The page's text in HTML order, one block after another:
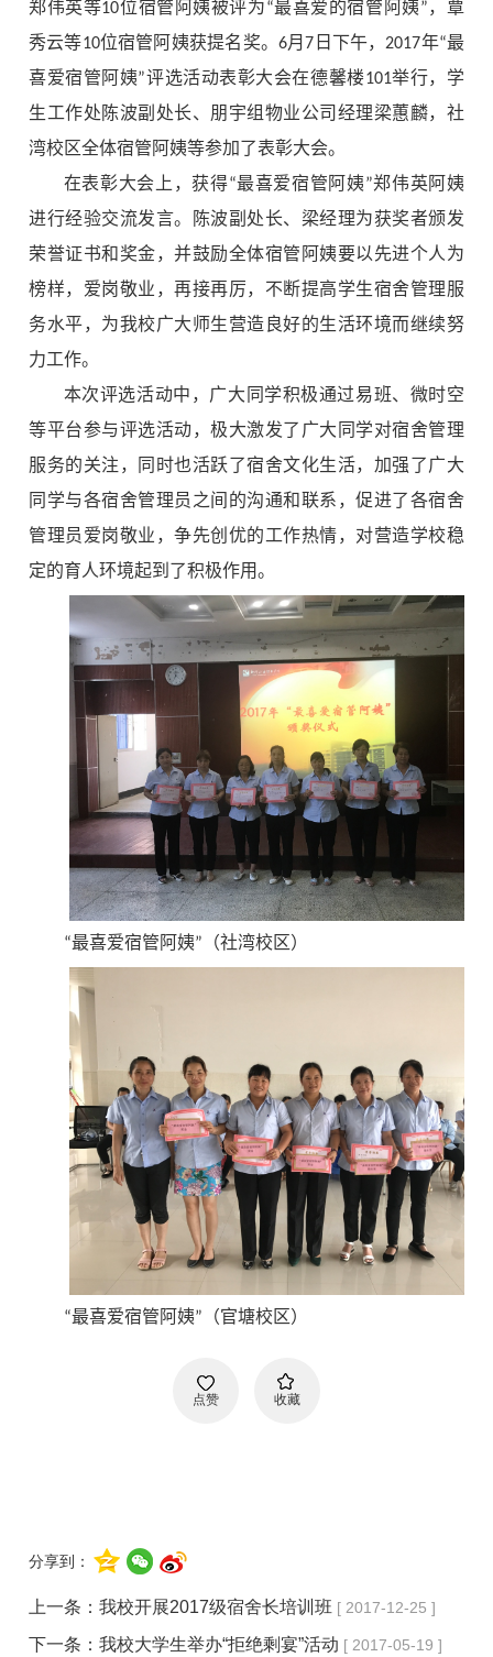
郑伟英等10位宿管阿姨被评为“最喜爱的宿管阿姨”，覃
秀云等10位宿管阿姨获提名奖。6月7日下午，2017年“最
喜爱宿管阿姨”评选活动表彰大会在德馨楼101举行，学
生工作处陈波副处长、朋宇组物业公司经理梁蕙麟，社
湾校区全体宿管阿姨等参加了表彰大会。
在表彰大会上，获得“最喜爱宿管阿姨”郑伟英阿姨
进行经验交流发言。
陈波副处长、梁经理为获奖者颁发
荣誉证书和奖金，并鼓励全体宿管阿姨要以先进个人为
榜样，爱岗敬业，再接再厉，不断提高学生宿舍管理服
务水平， 为我校广大师生营造良好的生活环境而继续努
力工作。
本次评选活动中，广大同学积极通过易班、微时空
等平台参与评选活动，极大激发了广大同学对宿舍管理
服务的关注，同时也活跃了宿舍文化生活，加强了广大
同学与各宿舍管理员之间的沟通和联系，促进了各宿舍
管理员爱岗敬业，争先创优的工作热情，对营造学校稳
定的育人环境起到了积极作用。
“最喜爱宿管阿姨”（社湾校区）
“最喜爱宿管阿姨”（官塘校区）
点赞 收藏
分享到：
上一条：我校开展2017级宿舍长培训班 [ 2017-12-25 ]
下一条：我校大学生举办“拒绝剩宴”活动 [ 2017-05-19 ]